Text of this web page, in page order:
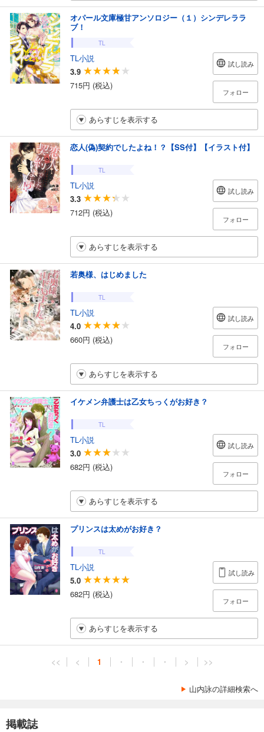
オパール文庫極甘アンソロジー（１）シンデレララ
ブ！
TL
TL小説
3.9
715円 (税込)
試し読み
フォロー
あらすじを表示する
恋人(偽)契約でしたよね！？【SS付】【イラスト付】
TL
TL小説
3.3
712円 (税込)
試し読み
フォロー
あらすじを表示する
若奥様、はじめました
TL
TL小説
4.0
660円 (税込)
試し読み
フォロー
あらすじを表示する
イケメン弁護士は乙女ちっくがお好き？
TL
TL小説
3.0
682円 (税込)
試し読み
フォロー
あらすじを表示する
プリンスは太めがお好き？
TL
TL小説
5.0
682円 (税込)
試し読み
フォロー
あらすじを表示する
<< < 1 ・ ・ ・ > >>
山内詠の詳細検索へ
掲載誌